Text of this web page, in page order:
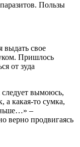
Пользы
выдать свое
Пришлось
от зуда
вымоюсь,
а какая-то сумка,
–
верно продвигаясь